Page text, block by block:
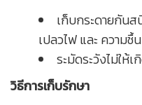
เก็บกระดายกัน
เปลวไฟ และ ความชื้น
ระมัดระวังไม่ให้
วิธีการเก็บรักษา